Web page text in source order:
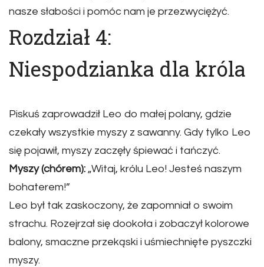
nasze słabości i pomóc nam je przezwyciężyć.
Rozdział 4:
Niespodzianka dla króla
Piskuś zaprowadził Leo do małej polany, gdzie
czekały wszystkie myszy z sawanny. Gdy tylko Leo
się pojawił, myszy zaczęły śpiewać i tańczyć.
Myszy (chórem): „Witaj, królu Leo! Jesteś naszym
bohaterem!”
Leo był tak zaskoczony, że zapomniał o swoim
strachu. Rozejrzał się dookoła i zobaczył kolorowe
balony, smaczne przekąski i uśmiechnięte pyszczki
myszy.